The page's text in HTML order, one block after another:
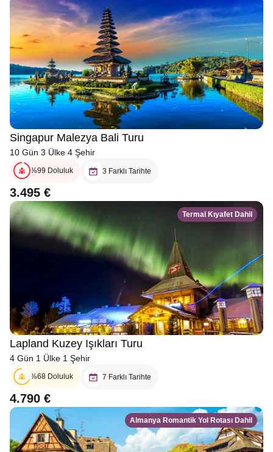
Singapur Malezya Bali Turu
10 Gün 3 Ülke 4 Şehir
%99 Doluluk 3 Farklı Tarihte
3.495 €
Termal Kıyafet Dahil
Lapland Kuzey Işıkları Turu
4 Gün 1 Ülke 1 Şehir
%68 Doluluk 7 Farklı Tarihte
4.790 €
Almanya Romantik Yol Rotası Dahil